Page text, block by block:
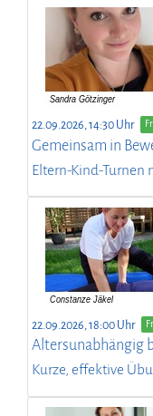
22.09.2026, 14:30 Uhr
Gemeinsam in
Eltern-Kind-Turnen
22.09.2026, 18:00 Uhr
Altersunabhängig
Kurze, effektive